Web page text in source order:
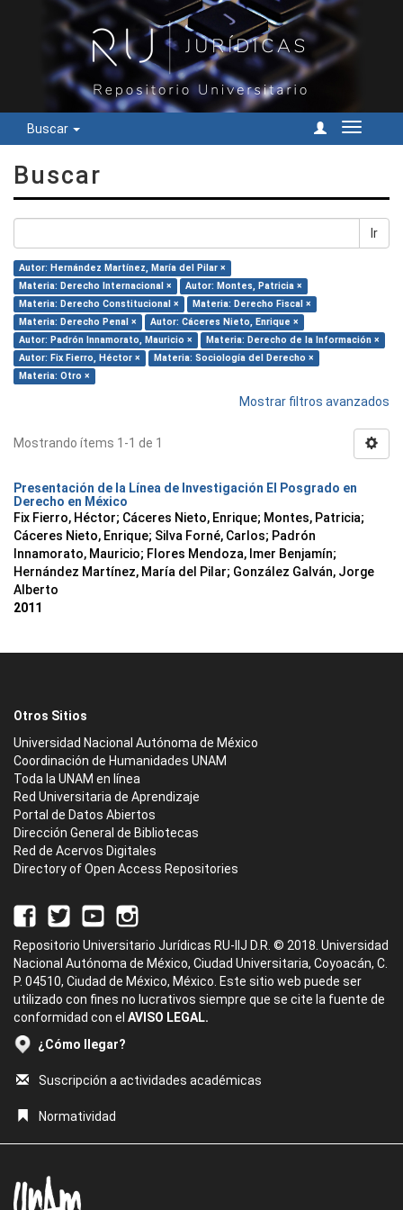
Buscar
Cambiar
Buscar
Ir
Autor: Hernández Martínez, María del Pilar ×
Materia: Derecho Internacional ×
Autor: Montes, Patricia ×
Materia: Derecho Constitucional ×
Materia: Derecho Fiscal ×
Materia: Derecho Penal ×
Autor: Cáceres Nieto, Enrique ×
Autor: Padrón Innamorato, Mauricio ×
Materia: Derecho de la Información ×
Autor: Fix Fierro, Héctor ×
Materia: Sociología del Derecho ×
Materia: Otro ×
Mostrar filtros avanzados
Mostrando ítems 1-1 de 1
Presentación de la Línea de Investigación El Posgrado en
Derecho en México
Fix Fierro, Héctor; Cáceres Nieto, Enrique; Montes, Patricia;
Cáceres Nieto, Enrique; Silva Forné, Carlos; Padrón
Innamorato, Mauricio; Flores Mendoza, Imer Benjamín;
Hernández Martínez, María del Pilar; González Galván, Jorge
Alberto
2011
Otros Sitios
Universidad Nacional Autónoma de México
Coordinación de Humanidades UNAM
Toda la UNAM en línea
Red Universitaria de Aprendizaje
Portal de Datos Abiertos
Dirección General de Bibliotecas
Red de Acervos Digitales
Directory of Open Access Repositories
Repositorio Universitario Jurídicas RU-IIJ D.R. © 2018. Universidad
Nacional Autónoma de México, Ciudad Universitaria, Coyoacán, C.
P. 04510, Ciudad de México, México. Este sitio web puede ser
utilizado con fines no lucrativos siempre que se cite la fuente de
conformidad con el AVISO LEGAL.
¿Cómo llegar?
Suscripción a actividades académicas
Normatividad